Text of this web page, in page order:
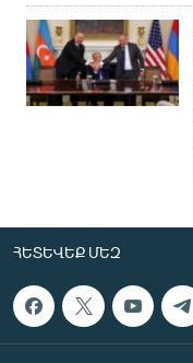
ՀԵՏԵՎԵՔ ՄԵԶ